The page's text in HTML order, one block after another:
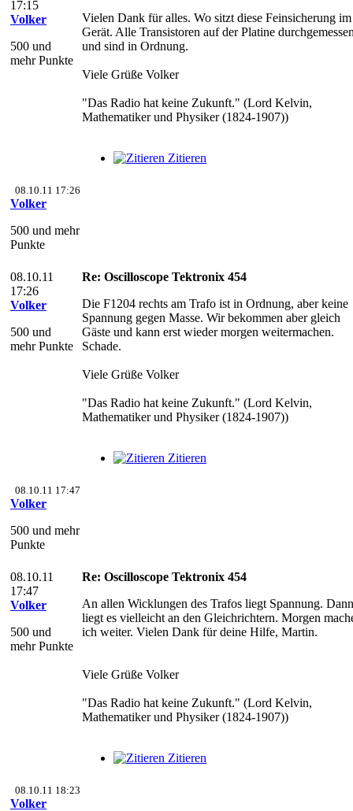
17:15
Volker
500 und
mehr Punkte
Vielen Dank für alles. Wo sitzt diese Feinsicherung im
Gerät. Alle Transistoren auf der Platine
und sind in Ordnung.
Viele Grüße Volker
"Das Radio hat keine Zukunft." (Lord Kelvin,
Mathematiker und Physiker (1824-1907))
Zitieren
08.10.11 17:26
Volker
500 und mehr
Punkte
08.10.11
17:26
Volker
500 und
mehr Punkte
Re: Oscilloscope Tektronix 454
Die F1204 rechts am Trafo ist in Ordnung, aber keine
Spannung gegen Masse. Wir bekommen aber gleich
Gäste und kann erst wieder morgen weitermachen.
Schade.
Viele Grüße Volker
"Das Radio hat keine Zukunft." (Lord Kelvin,
Mathematiker und Physiker (1824-1907))
Zitieren
08.10.11 17:47
Volker
500 und mehr
Punkte
08.10.11
17:47
Volker
500 und
mehr Punkte
Re: Oscilloscope Tektronix 454
An allen Wicklungen des Trafos liegt Spannung. Dann
liegt es vielleicht an den Gleichrichtern. Morgen
ich weiter. Vielen Dank für deine Hilfe, Martin.
Viele Grüße Volker
"Das Radio hat keine Zukunft." (Lord Kelvin,
Mathematiker und Physiker (1824-1907))
Zitieren
08.10.11 18:23
Volker